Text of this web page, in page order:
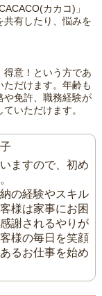
カカコ)」
共有したり、悩みを
得意！という方であ
だけます。年齢も
や免許、職務経験が
いただけます。
ますので、初め
の経験やスキル
様は家事にお困
謝されるやりが
様の毎日を笑顔
るお仕事を始め